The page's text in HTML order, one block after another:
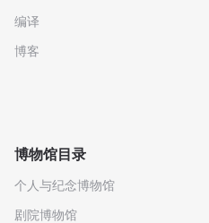
编译
博客
博物馆目录
个人与纪念博物馆
剧院博物馆